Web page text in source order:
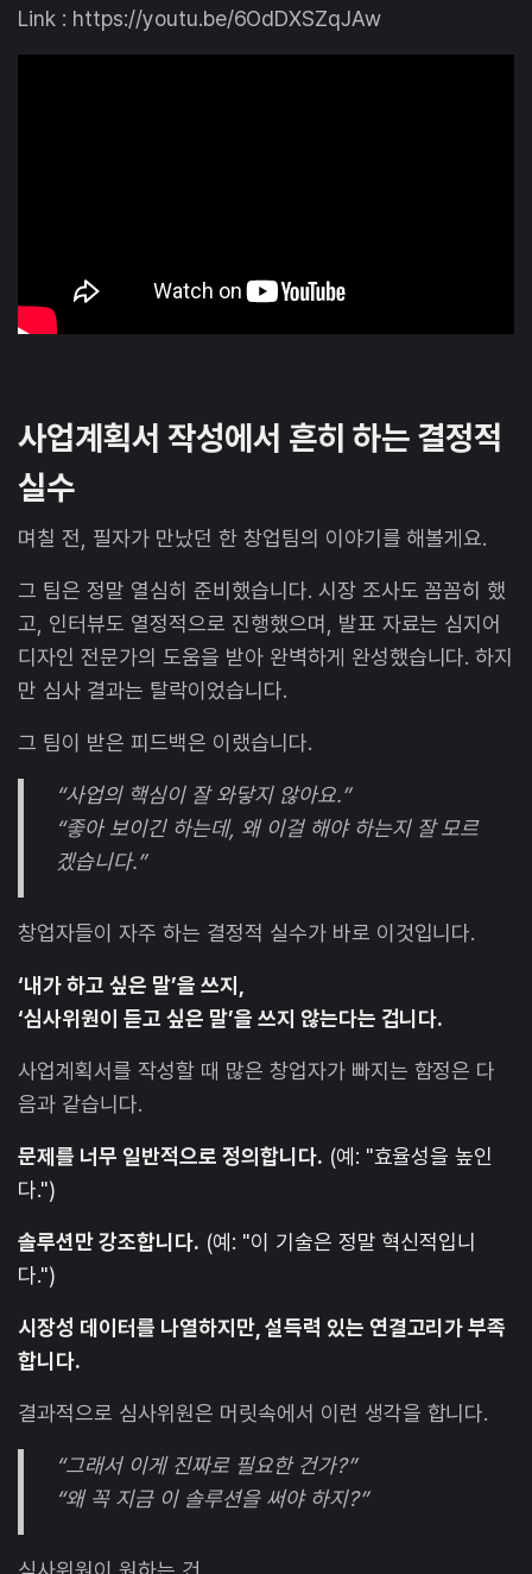
Link : https://youtu.be/6OdDXSZqJAw
사업계획서 작성에서 흔히 하는 결정적
실수
며칠 전, 필자가 만났던 한 창업팀의 이야기를 해볼게요.
그 팀은 정말 열심히 준비했습니다. 시장 조사도 꼼꼼히 했
고, 인터뷰도 열정적으로 진행했으며, 발표 자료는 심지어
디자인 전문가의 도움을 받아 완벽하게 완성했습니다. 하지
만 심사 결과는 탈락이었습니다.
그 팀이 받은 피드백은 이랬습니다.
“사업의 핵심이 잘 와닿지 않아요.”
“좋아 보이긴 하는데, 왜 이걸 해야 하는지 잘 모르
겠습니다.”
창업자들이 자주 하는 결정적 실수가 바로 이것입니다.
‘내가 하고 싶은 말’을 쓰지,
‘심사위원이 듣고 싶은 말’을 쓰지 않는다는 겁니다.
사업계획서를 작성할 때 많은 창업자가 빠지는 함정은 다
음과 같습니다.
문제를 너무 일반적으로 정의합니다. (예: "효율성을 높인
다.")
솔루션만 강조합니다. (예: "이 기술은 정말 혁신적입니
다.")
시장성 데이터를 나열하지만, 설득력 있는 연결고리가 부족
합니다.
결과적으로 심사위원은 머릿속에서 이런 생각을 합니다.
“그래서 이게 진짜로 필요한 건가?”
“왜 꼭 지금 이 솔루션을 써야 하지?”